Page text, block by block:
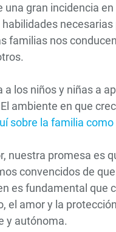
una gran incidencia
familias nos
a los niños y niñas a
ambiente en que
sobre la familia
nuestra promesa es
convencidos de
es fundamental que
el amor y la
y autónoma.